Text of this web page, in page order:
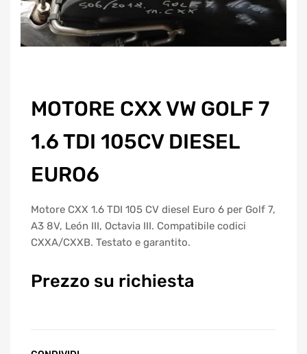
MOTORE CXX VW GOLF 7
1.6 TDI 105CV DIESEL
EURO6
Motore CXX 1.6 TDI 105 CV diesel Euro 6 per Golf 7,
A3 8V, León III, Octavia III. Compatibile codici
CXXA/CXXB. Testato e garantito.
Prezzo su richiesta